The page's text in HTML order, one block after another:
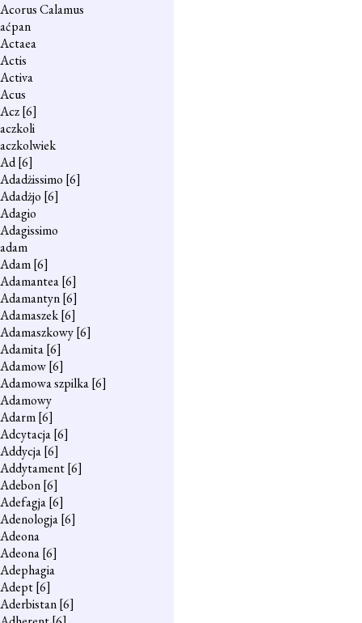
Acorus Calamus
aćpan
Actaea
Actis
Activa
Acus
Acz[6]
aczkoli
aczkolwiek
Ad[6]
Adadżissimo [6]
Adadżjo [6]
Adagio
Adagissimo
adam
Adam[6]
Adamantea[6]
Adamantyn[6]
Adamaszek[6]
Adamaszkowy[6]
Adamita[6]
Adamow[6]
Adamowa szpilka[6]
Adamowy
Adarm[6]
Adcytacja[6]
Addycja[6]
Addytament[6]
Adebon[6]
Adefagja[6]
Adenologja[6]
Adeona
Adeona[6]
Adephagia
Adept[6]
Aderbistan[6]